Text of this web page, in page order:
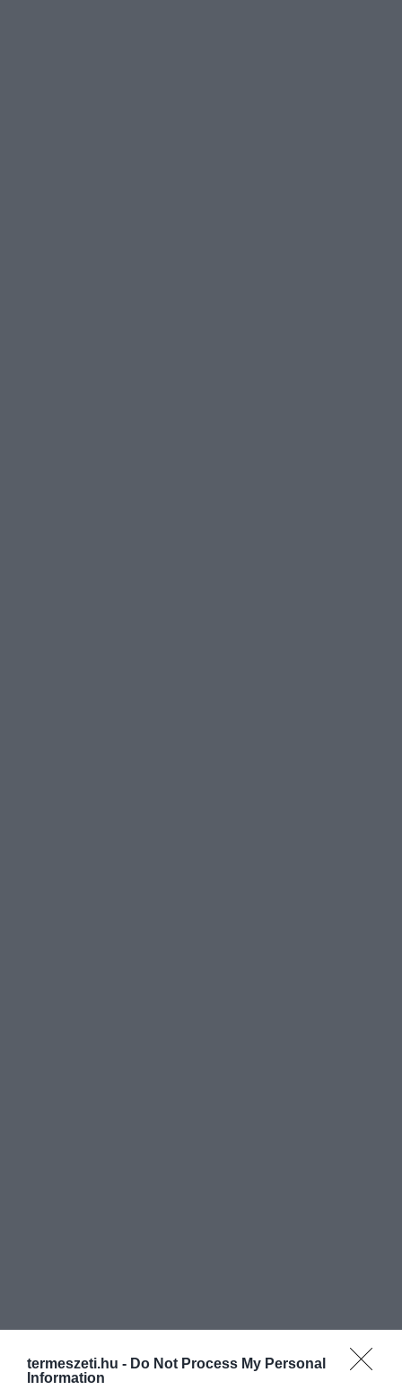
termeszeti.hu - Do Not Process My Personal
Information